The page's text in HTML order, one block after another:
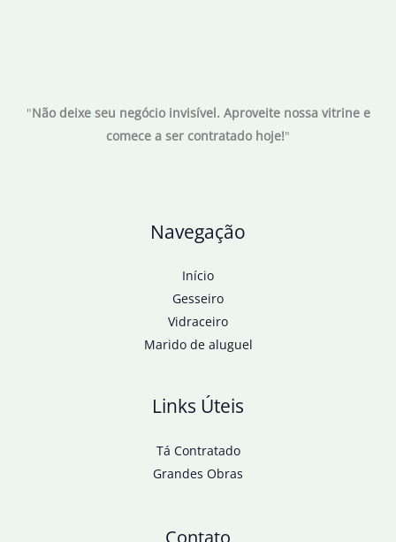
"Não deixe seu negócio invisível. Aproveite nossa vitrine e
comece a ser contratado hoje!"
Navegação
Início
Gesseiro
Vidraceiro
Marido de aluguel
Links Úteis
Tá Contratado
Grandes Obras
Contato